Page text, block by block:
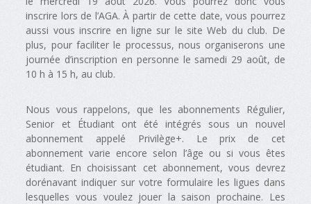
inscrire lors de l’AGA. À partir de cette date, vous pourrez
aussi vous inscrire en ligne sur le site Web du club. De
plus, pour faciliter le processus, nous organiserons une
journée d’inscription en personne le samedi 29 août, de
10 h à 15 h, au club.
Nous vous rappelons, que les abonnements Régulier,
Senior et Étudiant ont été intégrés sous un nouvel
abonnement appelé Privilège+. Le prix de cet
abonnement varie encore selon l’âge ou si vous êtes
étudiant. En choisissant cet abonnement, vous devrez
dorénavant indiquer sur votre formulaire les ligues dans
lesquelles vous voulez jouer la saison prochaine. Les